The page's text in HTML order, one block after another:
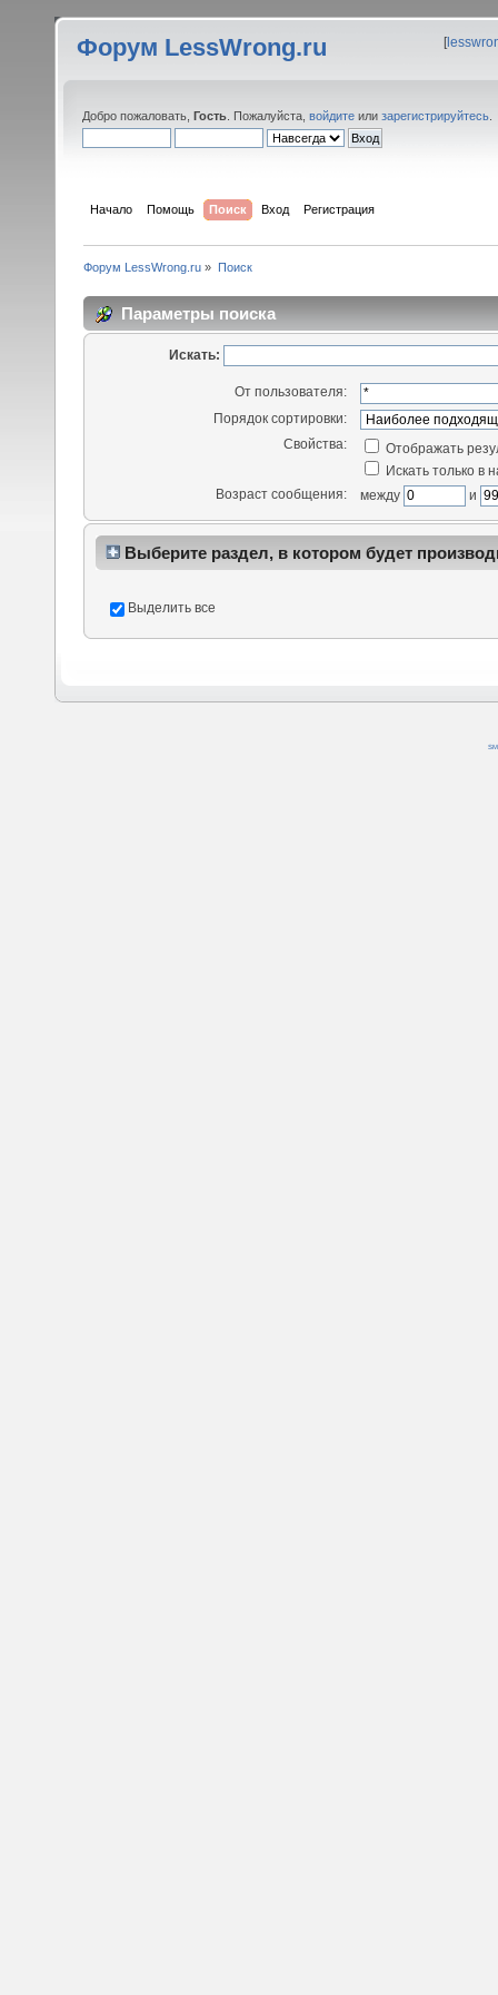
Форум LessWrong.ru [
Добро пожаловать, Гость . Пожалуйста, войдите или зарегистрируйтесь
Начало Помощь Поиск Вход Регистрация
Форум LessWrong.ru » Поиск
Параметры поиска
Искать:
От пользователя:
Порядок сортировки:
Свойства:
Отображать
Искать только в
Возраст сообщения:
между и
Выберите раздел, в котором будет
Выделить все